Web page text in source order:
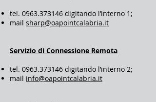
tel. 0963.373146 digitando l’interno 1;
mail sharp@oapointcalabria.it
Servizio di Connessione Remota
tel. 0963.373146 digitando l’interno 2;
mail info​@oapointcalabria.it